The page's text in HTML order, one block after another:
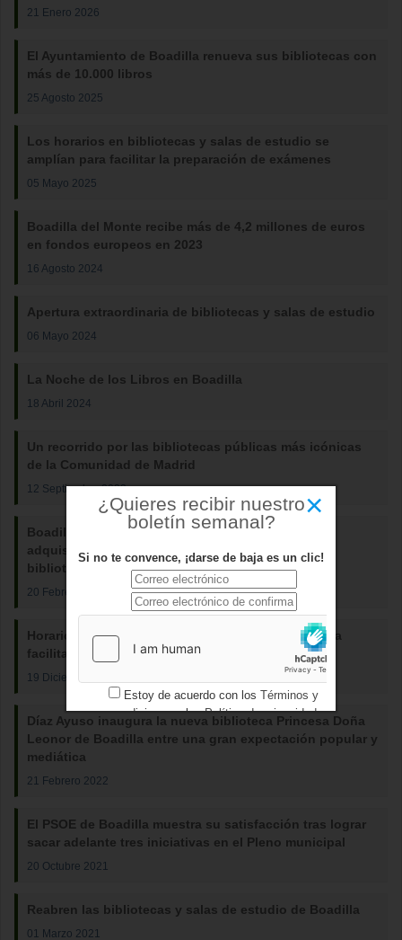
21 Enero 2026
El Ayuntamiento de Boadilla renueva sus bibliotecas con
más de 10.000 libros
25 Agosto 2025
Los horarios en bibliotecas y salas de estudio se
amplían para facilitar la preparación de exámenes
05 Mayo 2025
Boadilla del Monte recibe más de 4,2 millones de euros
en fondos europeos en 2023
16 Agosto 2024
Apertura extraordinaria de bibliotecas y salas de estudio
06 Mayo 2024
La Noche de los Libros en Boadilla
18 Abril 2024
Un recorrido por las bibliotecas públicas más icónicas
de la Comunidad de Madrid
12 Septiembre 2023
Boadilla destinará más de 70.000 euros para la
adquisición de fondos bibliográficos para las
bibliotecas
20 Febrero 2023
Horario especial en las bibliotecas de Boadilla para
facilitar la preparación de los exámenes
19 Diciembre 2022
Díaz Ayuso inaugura la nueva biblioteca Princesa Doña
Leonor de Boadilla entre una gran expectación popular y
mediática
21 Febrero 2022
El PSOE de Boadilla muestra su satisfacción tras lograr
sacar adelante tres iniciativas en el Pleno municipal
20 Octubre 2021
Reabren las bibliotecas y salas de estudio de Boadilla
01 Marzo 2021
×
¿Quieres recibir nuestro
boletín semanal?
Si no te convence, ¡darse de baja es un clic!
Estoy de acuerdo con los Términos y
condicionesy losPolítica de privacidad